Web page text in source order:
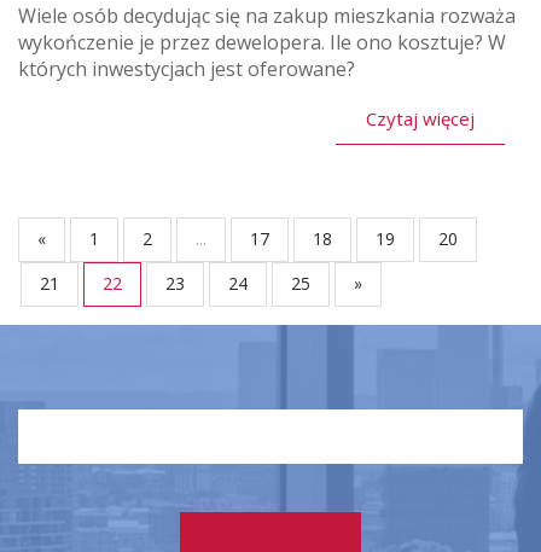
Wiele osób decydując się na zakup mieszkania rozważa
wykończenie je przez dewelopera. Ile ono kosztuje? W
których inwestycjach jest oferowane?
Czytaj więcej
« 1 2 ... 17 18 19
20
21
22 23 24 25 »